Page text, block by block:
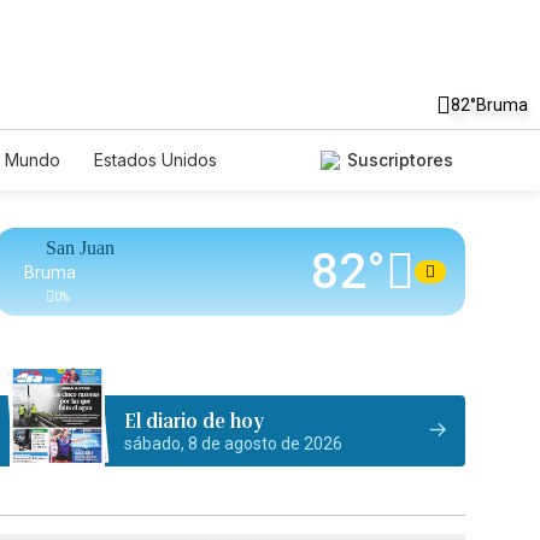
82°Bruma
Mundo
Estados Unidos
Suscriptores
San Juan
Bruma
0% 82°
El diario de hoy
sábado, 8 de agosto de 2026